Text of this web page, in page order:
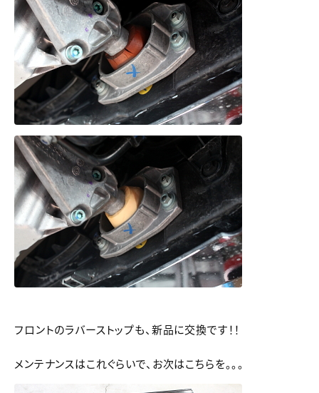
フロントのラバーストップも、新品に交換です！！
メンテナンスはこれぐらいで、お次はこちらを。。。